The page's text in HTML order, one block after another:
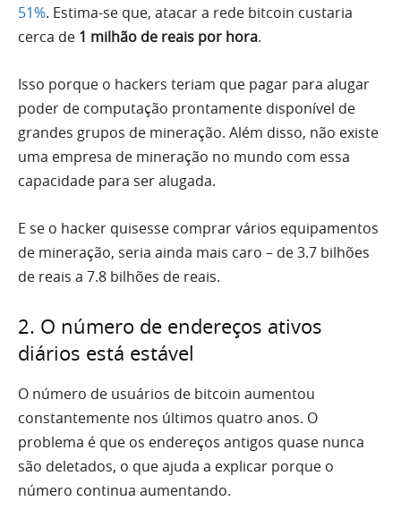
51%. Estima-se que, atacar a rede bitcoin custaria
cerca de 1 milhão de reais por hora.
Isso porque o hackers teriam que pagar para alugar
poder de computação prontamente disponível de
grandes grupos de mineração. Além disso, não existe
uma empresa de mineração no mundo com essa
capacidade para ser alugada.
E se o hacker quisesse comprar vários equipamentos
de mineração, seria ainda mais caro – de 3.7 bilhões
de reais a 7.8 bilhões de reais.
2. O número de endereços ativos
diários está estável
O número de usuários de bitcoin aumentou
constantemente nos últimos quatro anos. O
problema é que os endereços antigos quase nunca
são deletados, o que ajuda a explicar porque o
número continua aumentando.